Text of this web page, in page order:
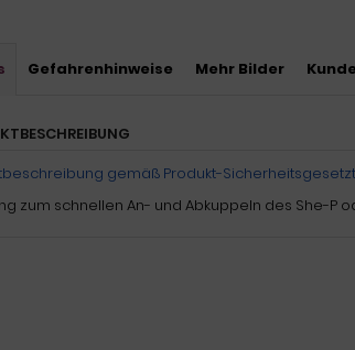
Gefahrenhinweise Mehr Bilder
gemäß Produkt-Sicherheitsgesetzt
zum schnellen An- und Abkuppeln des She-P